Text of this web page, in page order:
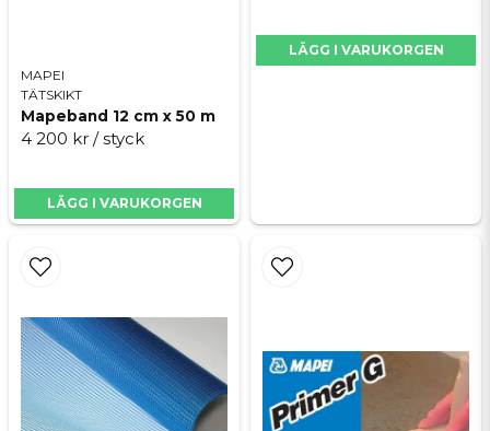
MAPEI
TÄTSKIKT
Mapeband 12 cm x 50 m
4 200 kr / styck
LÄGG I VARUKORGEN
LÄGG I VARUKORGEN